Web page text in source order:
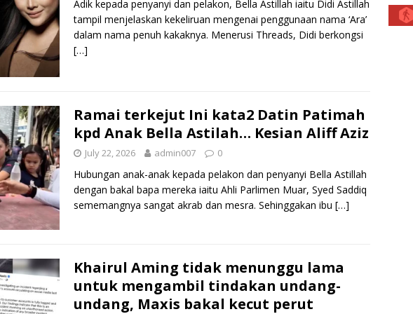
Adik kepada penyanyi dan pelakon, Bella Astillah iaitu Didi Astillah
tampil menjelaskan kekeliruan mengenai penggunaan nama ‘Ara’
dalam nama penuh kakaknya. Menerusi Threads, Didi berkongsi
[…]
Ramai terkejut Ini kata2 Datin Patimah
kpd Anak Bella Astilah… Kesian Aliff Aziz
July 22, 2026 admin007 0
Hubungan anak-anak kepada pelakon dan penyanyi Bella Astillah
dengan bakal bapa mereka iaitu Ahli Parlimen Muar, Syed Saddiq
sememangnya sangat akrab dan mesra. Sehinggakan ibu […]
Khairul Aming tidak menunggu lama
untuk mengambil tindakan undang-
undang, Maxis bakal kecut perut